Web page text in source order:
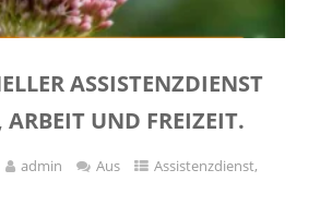
ASSISTENZDIENST
ARBEIT UND FREIZEIT.
admin Aus Assistenzdienst,